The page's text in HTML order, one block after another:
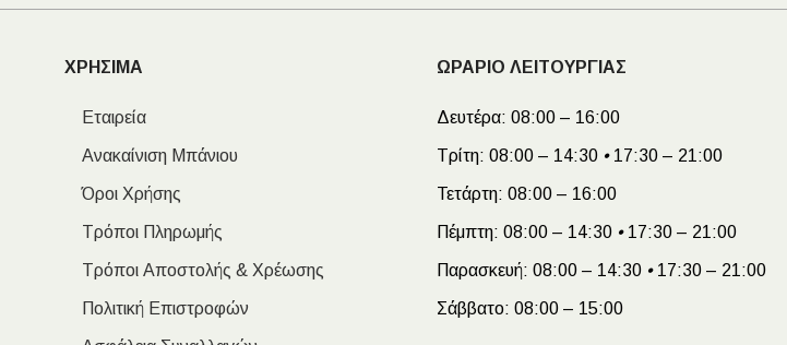
ΧΡΗΣΙΜΑ
Εταιρεία
Ανακαίνιση Μπάνιου
Όροι Χρήσης
Τρόποι Πληρωμής
Τρόποι Αποστολής & Χρέωσης
Πολιτική Επιστροφών
ΩΡΑΡΙΟ ΛΕΙΤΟΥΡΓΙΑΣ
Δευτέρα: 08:00 – 16:00
Τρίτη: 08:00 – 14:30 •17:30 – 21:00
Τετάρτη: 08:00 – 16:00
Πέμπτη: 08:00 – 14:30 •17:30 – 21:00
Παρασκευή: 08:00 – 14:30 •17:30 – 21:00
Σάββατο: 08:00 – 15:00